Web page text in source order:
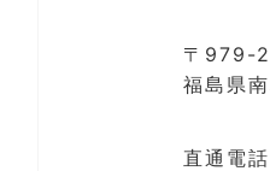
〒979-
福島県
直通電